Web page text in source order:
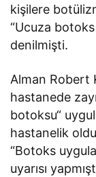
kişilere
“Ucuza
denilmişti.
Alman Robert
hastanede
botoksu“
hastanelik
“Botoks
uyarısı